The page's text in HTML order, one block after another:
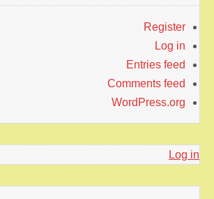
Register
Log in
Entries feed
Comments feed
WordPress.org
Log in